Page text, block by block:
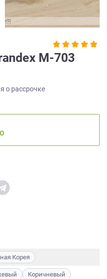
M-703
о рассрочке
Корея
Коричневый